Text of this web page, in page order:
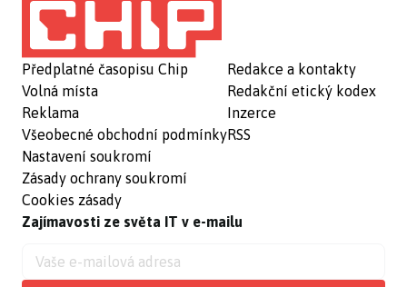
Předplatné časopisu Chip
Volná místa
Reklama
Všeobecné obchodní podmínky
Nastavení soukromí
Zásady ochrany soukromí
Cookies zásady
Redakce a kontakty
Redakční etický kodex
Inzerce
RSS
Zajímavosti ze světa IT v e-mailu